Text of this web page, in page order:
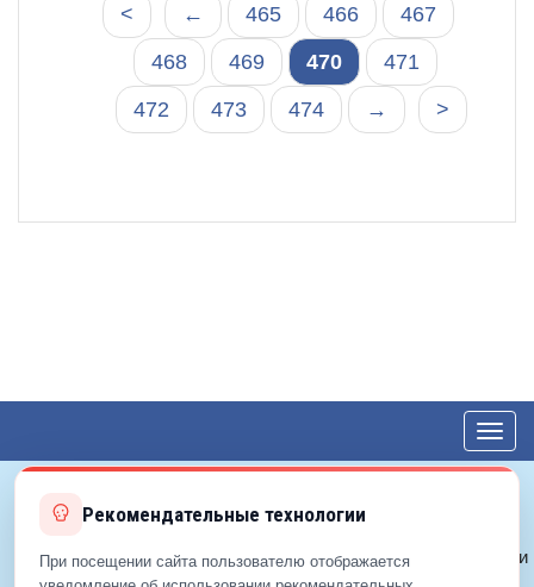
←
< 465 466
467
468
469 470
471
472
473 474 >
→
© 2012—2026 ЕДС-Королёв
Политика конфиденциальности
Рекомендательные технологии
При посещении сайта пользователю отображается